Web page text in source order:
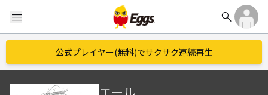
menu search
公式プレイヤー(無料)でサクサク連続再生